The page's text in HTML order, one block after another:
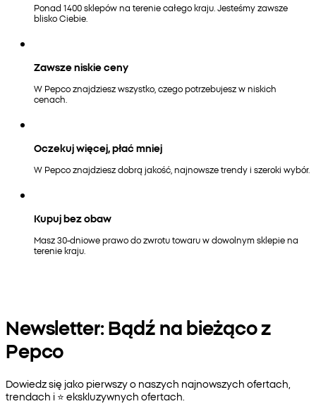
Ponad 1400 sklepów na terenie całego kraju. Jesteśmy zawsze
blisko Ciebie.
Zawsze niskie ceny
W Pepco znajdziesz wszystko, czego potrzebujesz w niskich
cenach.
Oczekuj więcej, płać mniej
W Pepco znajdziesz dobrą jakość, najnowsze trendy i szeroki wybór.
Kupuj bez obaw
Masz 30-dniowe prawo do zwrotu towaru w dowolnym sklepie na
terenie kraju.
Newsletter: Bądź na bieżąco z
Pepco
Dowiedz się jako pierwszy o naszych najnowszych ofertach,
trendach i ⭐️ ekskluzywnych ofertach.